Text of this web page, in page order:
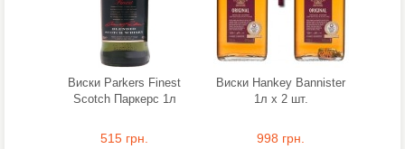
Виски Parkers Finest
Scotch Паркерс 1л
515 грн.
Виски Hankey Bannister
1л х 2 шт.
998 грн.